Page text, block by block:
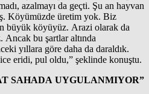
azalmayı da geçti. Şu an hayvan
Köyümüzde üretim yok. Biz
büyük köyüyüz. Arazi olarak da
bu şartlar altında
yıllara göre daha da daraldık.
eridi, pul oldu,” şeklinde konuştu.
SAHADA UYGULANMIYOR”